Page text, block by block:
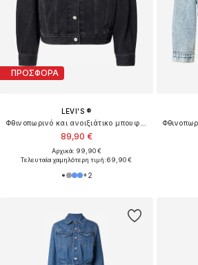
ΠΡΟΣΦΟΡΑ
LEVI'S ®
89,90 €
Αρχικά: 99,90 €
Τελευταία χαμηλότερη τιμή:69,90 €
+2